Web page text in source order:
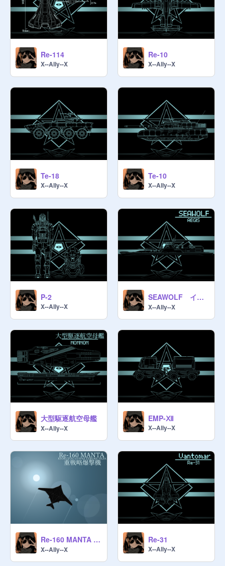
──────────────────────
[宣伝欄 / the Promotion of Other
Communities]
・週1に活動している次元を記載
・追加したい場合は次元主に連絡す
ること
[NNUV]
https://scratch.mit.edu/studios/50
845270/comments
──────────────────────
212318/comments
──────────────────────
[役員 / Executives]
[次元主 / the Supreme Leader]
[副次元主 / the Vice S.L.]
@Kamome125
@rnarn_circle
[地図係 / the Map Administrator]
@tadano_cat
[法務係 / the Rules Administrator]
@Turn_Right
[登録係/the List Administrator]
@Stella_Sora
Re-114
X--Ally--X
Re-10
X--Ally--X
Te-18
X--Ally--X
Te-10
X--Ally--X
P-2
X--Ally--X
SEAWOLF イージス艦
X--Ally--X
大型駆逐航空母艦
X--Ally--X
EMP-Ⅻ
X--Ally--X
Re-160 MANTA 重戦略爆撃機
X--Ally--X
Re-31
X--Ally--X